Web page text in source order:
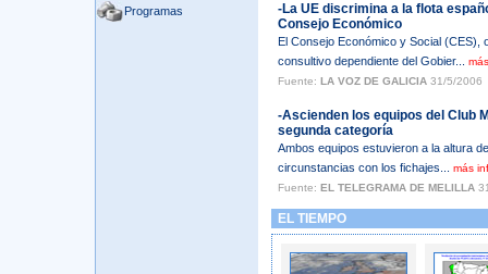
Programas
-La UE discrimina a la flota
Consejo Económico
El Consejo Económico y Social (CES),
consultivo dependiente del Gobier...
Fuente: LA VOZ DE GALICIA31/5/2006
-Ascienden los equipos del Club
segunda categoría
Ambos equipos estuvieron a la altura
circunstancias con los fichajes... más
Fuente: EL TELEGRAMA DE MELILLA
EL TIEMPO